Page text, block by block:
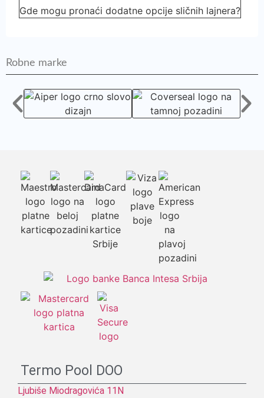
Gde mogu pronaći dodatne opcije sličnih lajnera?
Robne marke
Termo Pool DOO
Ljubiše Miodragovića 11N